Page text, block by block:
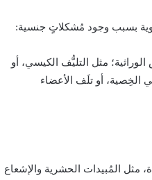
بسبب وجود مُشكلاتٍ جنسية:
مثل التليُّف الكيسي، أو
الخِصية، أو تلَف الأعضاء
مثل المُبيدات الحشرية والإشعاع